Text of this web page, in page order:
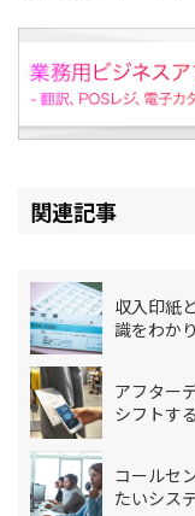
関連記事
収入印紙
識をわか
アフター
シフトする
コールセ
たいシス